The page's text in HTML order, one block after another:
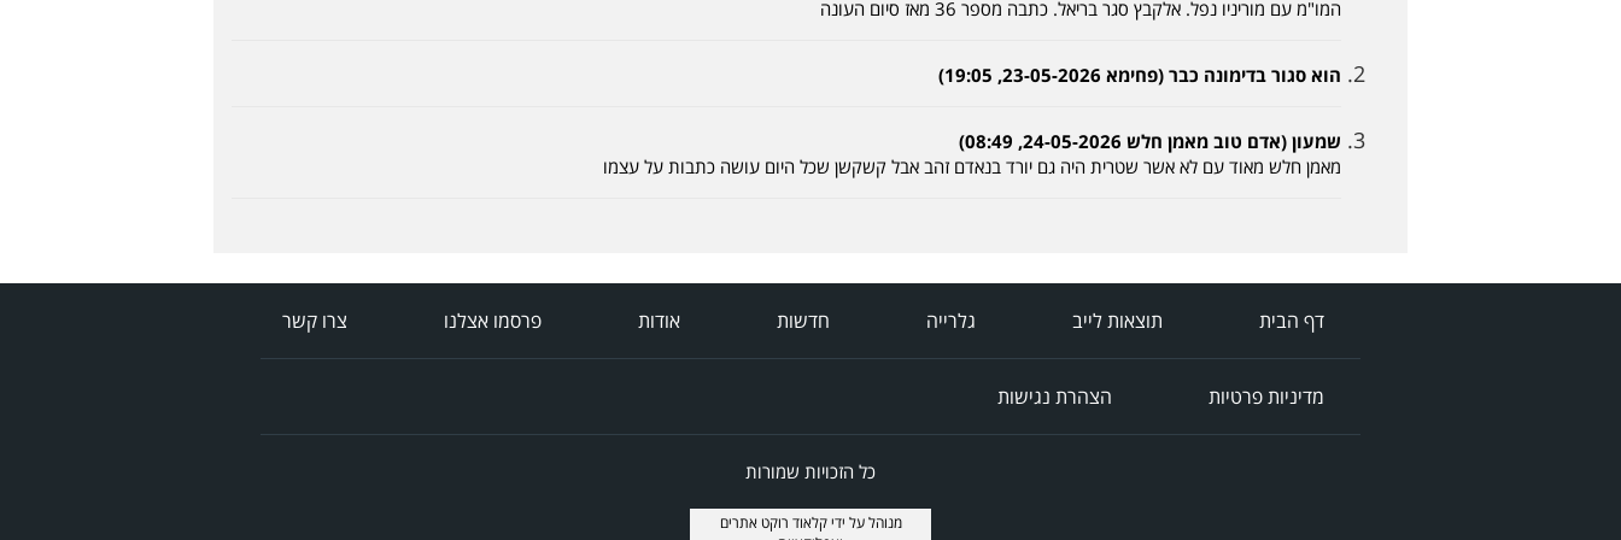
המו"מ עם מוריניו נפל. אלקבץ סגר בריאל. כתבה מספר 36 מאז סיום העונה
הוא סגור בדימונה כבר (פחימא 23-05-2026, 19:05)
שמעון (אדם טוב מאמן חלש 24-05-2026, 08:49)
מאמן חלש מאוד עם לא אשר שטרית היה גם יורד בנאדם זהב אבל קשקשן שכל היום עושה כתבות על עצמו
דף הבית תוצאות לייב גלרייה חדשות אודות פרסמו אצלנו צרו קשר
מדיניות פרטיות הצהרת נגישות
כל הזכויות שמורות
מנוהל על ידיקלאוד רוקט אתרים